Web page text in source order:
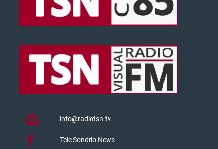
info@radiotsn.tv
Tele Sondrio News